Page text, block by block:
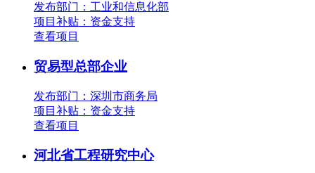
发布部门：工业和信息化部
项目补贴： 资金支持
查看项目
贸易型总部企业
发布部门：深圳市商务局
项目补贴： 资金支持
查看项目
河北省工程研究中心